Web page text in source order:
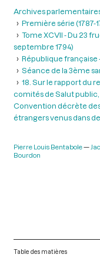
Archives
Première série (1787-
Tome XCVII - Du 23
septembre 1794)
République
Séance de la 3ème
18. Sur le rapport du
comités de Salut
Convention décrète
étrangers venus dans
Pierre Louis Bentabole
Bourdon
Table des matières